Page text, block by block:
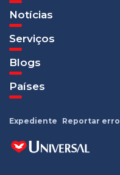
Notícias
Serviços
Blogs
Países
Expediente Reportar erro